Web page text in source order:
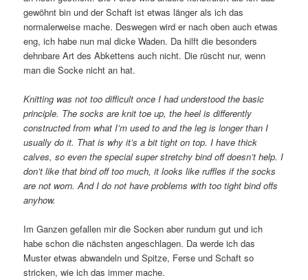
gewöhnt bin und der Schaft ist etwas länger als ich das
normalerweise mache. Deswegen wird er nach oben auch etwas
eng, ich habe nun mal dicke Waden. Da hilft die besonders
dehnbare Art des Abkettens auch nicht. Die rüscht nur, wenn
man die Socke nicht an hat.
Knitting was not too difficult once I had understood the basic
principle. The socks are knit toe up, the heel is differently
constructed from what I’m used to and the leg is longer than I
usually do it. That is why it’s a bit tight on top. I have thick
calves, so even the special super stretchy bind off doesn’t help. I
don’t like that bind off too much, it looks like ruffles if the socks
are not worn. And I do not have problems with too tight bind offs
anyhow.
Im Ganzen gefallen mir die Socken aber rundum gut und ich
habe schon die nächsten angeschlagen. Da werde ich das
Muster etwas abwandeln und Spitze, Ferse und Schaft so
stricken, wie ich das immer mache.